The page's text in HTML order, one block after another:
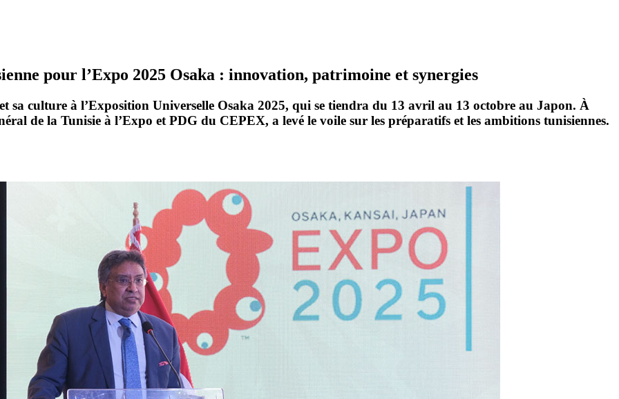
pour l’Expo 2025 Osaka : innovation, patrimoine et synergies
sa culture à l’Exposition Universelle Osaka 2025, qui se tiendra du 13 avril au 13 octobre au Japon. À
de la Tunisie à l’Expo et PDG du CEPEX, a levé le voile sur les préparatifs et les ambitions tunisiennes.